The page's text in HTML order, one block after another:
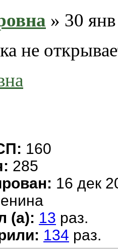
» 30
не
160
285
16 дек
(а): 13 раз.
134 раз.